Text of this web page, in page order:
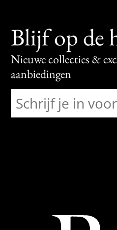
Blijf op de
Nieuwe collecties &
aanbiedingen